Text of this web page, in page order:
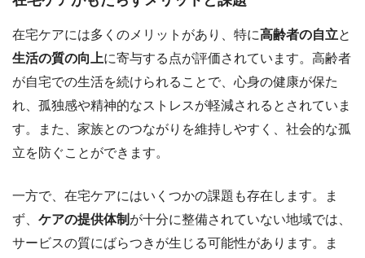
在宅ケアには多くのメリットがあり、特に高齢者の自立と
生活の質の向上に寄与する点が評価されています。高齢者
が自宅での生活を続けられることで、心身の健康が保た
れ、孤独感や精神的なストレスが軽減されるとされていま
す。また、家族とのつながりを維持しやすく、社会的な孤
立を防ぐことができます。
一方で、在宅ケアにはいくつかの課題も存在します。ま
ず、 ケアの提供体制 が十分に整備されていない地域では、
サービスの質にばらつきが生じる可能性があります。ま